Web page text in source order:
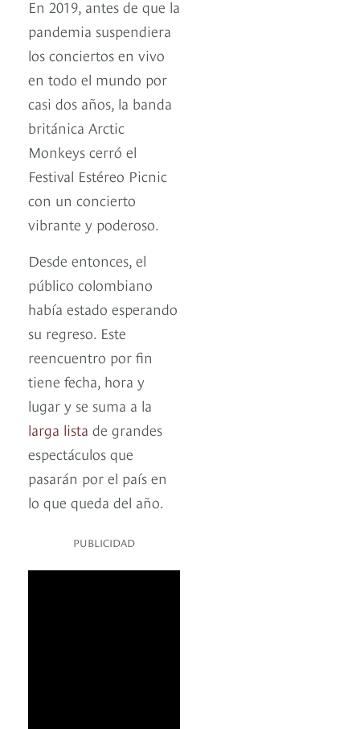
En 2019, antes de que la
pandemia suspendiera
los conciertos en vivo
en todo el mundo por
casi dos años, la banda
británica Arctic
Monkeys cerró el
Festival Estéreo Picnic
con un concierto
vibrante y poderoso.
Desde entonces, el
público colombiano
había estado esperando
su regreso. Este
reencuentro por fin
tiene fecha, hora y
lugar y se suma a la
larga lista de grandes
espectáculos que
pasarán por el país en
lo que queda del año.
PUBLICIDAD